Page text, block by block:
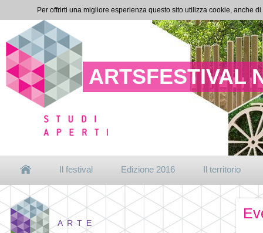
ARTSFESTIVAL
Il festival Edizione 2016 Il territorio
ARTE
Per offrirti una migliore esperienza questo sito utilizza cookie, anche